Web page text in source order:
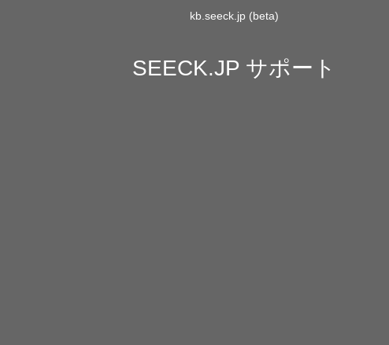
kb.seeck.jp (beta)
SEECK.JP サポート